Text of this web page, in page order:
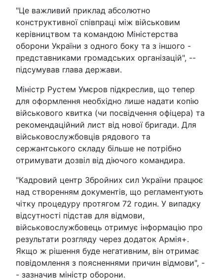
"Це важливий приклад абсолютно
конструктивної співпраці між військовим
керівництвом та командою Міністерства
оборони України з одного боку та з іншого -
представниками громадських організацій", --
підсумував глава держави.
Міністр Рустем Умєров підкреслив, що тепер
для оформлення необхідно лише надати копію
військового квитка (чи посвідчення офіцера) та
рекомендаційний лист від нової бригади. Для
військовослужбовців рядового та
сержантського складу більше не потрібно
отримувати дозвіл від діючого командира.
"Кадровий центр Збройних сил України працює
над створенням документів, що регламентують
чітку процедуру протягом 72 годин. У випадку
відсутності підстав для відмови,
військовослужбовець отримує інформацію про
результати розгляду через додаток Армія+.
Якщо ж рішення буде негативним, він отримає
повідомлення з поясненнями причин відмови", -
- зазначив міністр оборони.